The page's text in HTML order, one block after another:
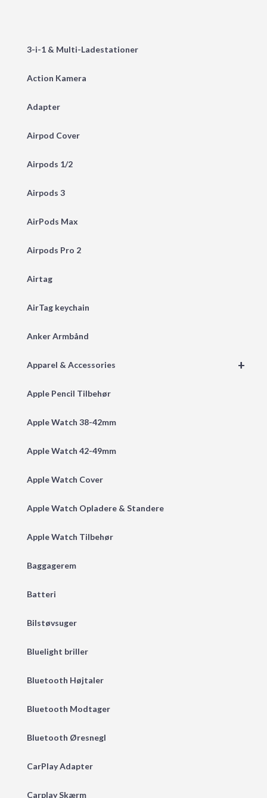
3-i-1 & Multi-Ladestationer
Action Kamera
Adapter
Airpod Cover
Airpods 1/2
Airpods 3
AirPods Max
Airpods Pro 2
Airtag
AirTag keychain
Anker Armbånd
+
Apparel & Accessories
Apple Pencil Tilbehør
Apple Watch 38-42mm
Apple Watch 42-49mm
Apple Watch Cover
Apple Watch Opladere & Standere
Apple Watch Tilbehør
Baggagerem
Batteri
Bilstøvsuger
Bluelight briller
Bluetooth Højtaler
Bluetooth Modtager
Bluetooth Øresnegl
CarPlay Adapter
Carplay Skærm